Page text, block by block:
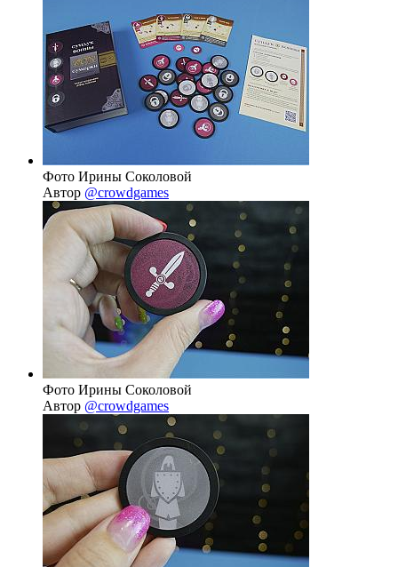
Фото Ирины Соколовой
Автор @crowdgames
Фото Ирины Соколовой
Автор @crowdgames